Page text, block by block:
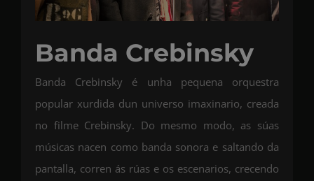
Banda Crebinsky
Banda Crebinsky é unha pequena orquestra
popular xurdida dun universo imaxinario, creada
no filme Crebinsky. Do mesmo modo, as súas
músicas nacen como banda sonora e saltando da
pantalla, corren ás rúas e os escenarios, crecendo